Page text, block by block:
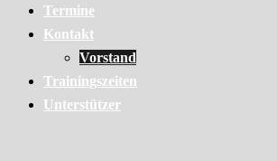
Termine
Kontakt
Vorstand
Trainingszeiten
Unterstützer